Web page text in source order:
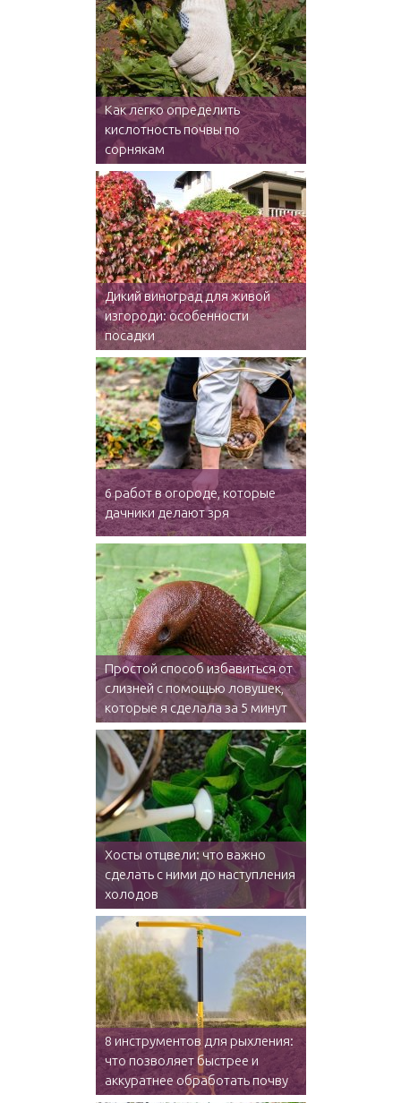
Как легко определить
кислотность почвы по
сорнякам
Дикий виноград для живой
изгороди: особенности
посадки
6 работ в огороде, которые
дачники делают зря
Простой способ избавиться от
слизней с помощью ловушек,
которые я сделала за 5 минут
Хосты отцвели: что важно
сделать с ними до наступления
холодов
8 инструментов для рыхления:
что позволяет быстрее и
аккуратнее обработать почву